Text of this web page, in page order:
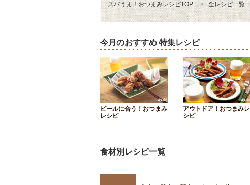
ズバうま！おつまみレシピTOP 全レシピ一覧
今月のおすすめ 特集レシピ
ビールに合う！おつまみ
レシピ
アウトドア！おつまみレ
シピ
食材別レシピ一覧